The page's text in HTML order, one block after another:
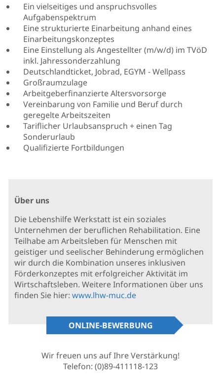
Ein vielseitiges und anspruchsvolles
Aufgabenspektrum
Eine strukturierte Einarbeitung anhand eines
Einarbeitungskonzeptes
Eine Einstellung als Angestellter (m/w/d) im TVöD
inkl. Jahressonderzahlung
Deutschlandticket, Jobrad, EGYM - Wellpass
Großraumzulage
Arbeitgeberfinanzierte Altersvorsorge
Vereinbarung von Familie und Beruf durch
geregelte Arbeitszeiten
Tariflicher Urlaubsanspruch + einen Tag
Sonderurlaub
Qualifizierte Fortbildungen
Über uns
Die Lebenshilfe Werkstatt ist ein soziales
Unternehmen der beruflichen Rehabilitation. Eine
Teilhabe am Arbeitsleben für Menschen mit
geistiger und seelischer Behinderung ermöglichen
wir durch die Kombination unseres inklusiven
Förderkonzeptes mit erfolgreicher Aktivität im
Wirtschaftsleben. Weitere Informationen über uns
finden Sie hier:www.lhw-muc.de
ONLINE-BEWERBUNG
Wir freuen uns auf Ihre Verstärkung!
Telefon: (0)89-411118-123